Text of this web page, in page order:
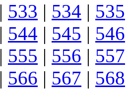
| 533 | 534 | 535
| 544 | 545 | 546
| 555 | 556 | 557
| 566 | 567 | 568